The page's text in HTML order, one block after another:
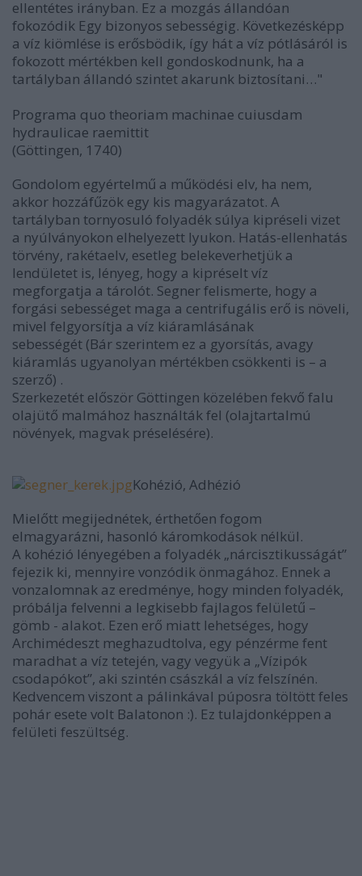
ellentétes irányban. Ez a mozgás állandóan
fokozódik Egy bizonyos sebességig. Következésképp
a víz kiömlése is erősbödik, így hát a víz pótlásáról is
fokozott mértékben kell gondoskodnunk, ha a
tartályban állandó szintet akarunk biztosítani…"
Programa quo theoriam machinae cuiusdam
hydraulicae raemittit
(Göttingen, 1740)
Gondolom egyértelmű a működési elv, ha nem,
akkor hozzáfűzök egy kis magyarázatot. A
tartályban tornyosuló folyadék súlya kipréseli vizet
a nyúlványokon elhelyezett lyukon. Hatás-ellenhatás
törvény, rakétaelv, esetleg belekeverhetjük a
lendületet is, lényeg, hogy a kipréselt víz
megforgatja a tárolót. Segner felismerte, hogy a
forgási sebességet maga a centrifugális erő is növeli,
mivel felgyorsítja a víz kiáramlásának
sebességét (Bár szerintem ez a gyorsítás, avagy
kiáramlás ugyanolyan mértékben csökkenti is – a
szerző) .
Szerkezetét először Göttingen közelében fekvő falu
olajütő malmához használták fel (olajtartalmú
növények, magvak préselésére).
Kohézió, Adhézió
Mielőtt megijednétek, érthetően fogom
elmagyarázni, hasonló káromkodások nélkül.
A kohézió lényegében a folyadék „nárcisztikusságát”
fejezik ki, mennyire vonzódik önmagához. Ennek a
vonzalomnak az eredménye, hogy minden folyadék,
próbálja felvenni a legkisebb fajlagos felületű –
gömb - alakot. Ezen erő miatt lehetséges, hogy
Archimédeszt meghazudtolva, egy pénzérme fent
maradhat a víz tetején, vagy vegyük a „Vízipók
csodapókot”, aki szintén császkál a víz felszínén.
Kedvencem viszont a pálinkával púposra töltött feles
pohár esete volt Balatonon :). Ez tulajdonképpen a
felületi feszültség.